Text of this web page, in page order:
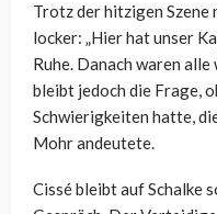
Trotz der hitzigen Szene
locker: „Hier hat unser
Ruhe. Danach waren alle
bleibt jedoch die Frage,
Schwierigkeiten hatte,
Mohr andeutete.
Cissé bleibt auf Schalke